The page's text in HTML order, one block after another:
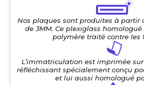
Nos plaques sont produites à partir
de 3MM. Ce plexiglass homologué
polymère traité contre les
L’immatriculation est imprimée
réfléchissant spécialement conçu
et lui aussi homologué